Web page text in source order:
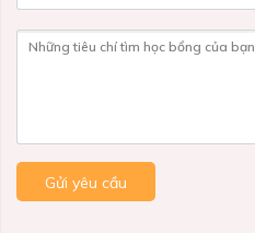
Những tiêu chí tìm học bổng của bạn
Gửi yêu cầu